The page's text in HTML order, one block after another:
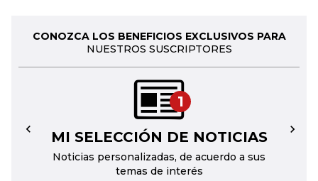
CONOZCA LOS BENEFICIOS EXCLUSIVOS PARA
NUESTROS SUSCRIPTORES
1
MI SELECCIÓN DE NOTICIAS
Noticias personalizadas, de acuerdo a sus
temas de interés
← →